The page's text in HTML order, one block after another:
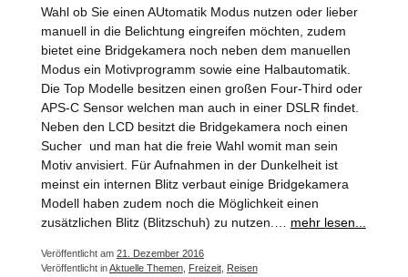
Wahl ob Sie einen AUtomatik Modus nutzen oder lieber
manuell in die Belichtung eingreifen möchten, zudem
bietet eine Bridgekamera noch neben dem manuellen
Modus ein Motivprogramm sowie eine Halbautomatik.
Die Top Modelle besitzen einen großen Four-Third oder
APS-C Sensor welchen man auch in einer DSLR findet.
Neben den LCD besitzt die Bridgekamera noch einen
Sucher und man hat die freie Wahl womit man sein
Motiv anvisiert. Für Aufnahmen in der Dunkelheit ist
meinst ein internen Blitz verbaut einige Bridgekamera
Modell haben zudem noch die Möglichkeit einen
zusätzlichen Blitz (Blitzschuh) zu nutzen.… mehr lesen...
Veröffentlicht am 21. Dezember 2016
Veröffentlicht inAktuelle Themen, Freizeit, Reisen